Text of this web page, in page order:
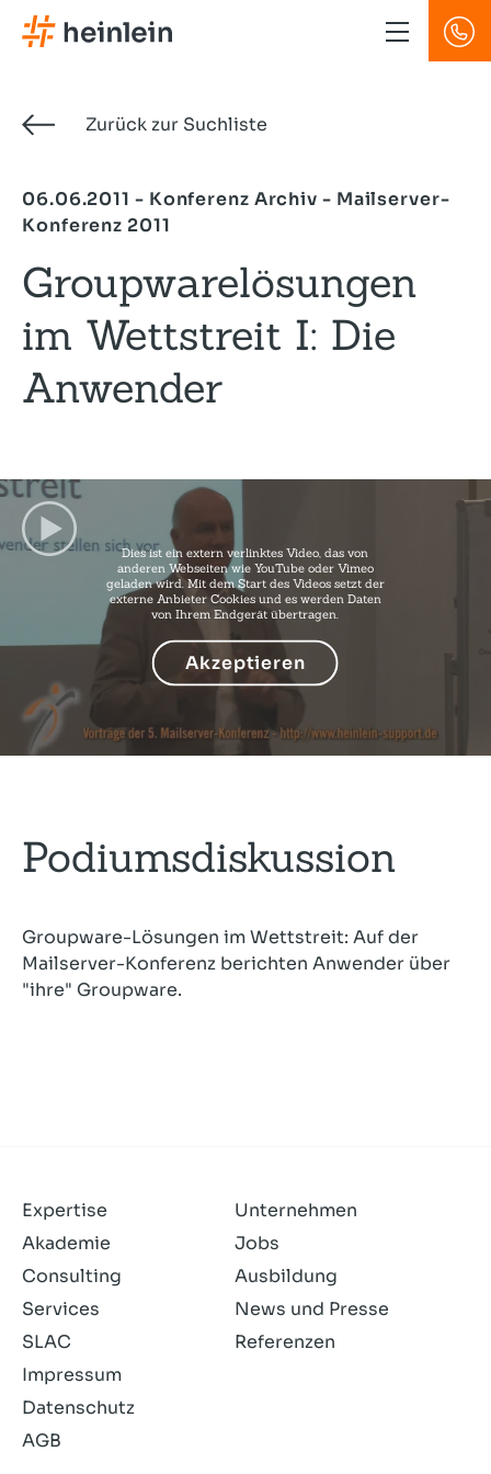
Direkt
zum
Zurück zur Suchliste
06.06.2011 - Konferenz Archiv - Mailserver-
Konferenz 2011
Groupwarelösungen
im Wettstreit I: Die
Anwender
Dies ist ein extern verlinktes Video, das von
anderen Webseiten wie YouTube oder Vimeo
geladen wird. Mit dem Start des Videos setzt der
externe Anbieter Cookies und es werden Daten
von Ihrem Endgerät übertragen.
Akzeptieren
Podiumsdiskussion
Groupware-Lösungen im Wettstreit: Auf der
Mailserver-Konferenz berichten Anwender über
"ihre" Groupware.
Expertise
Akademie
Consulting
Services
SLAC
Unternehmen
Jobs
Ausbildung
News und Presse
Referenzen
Impressum
Datenschutz
AGB